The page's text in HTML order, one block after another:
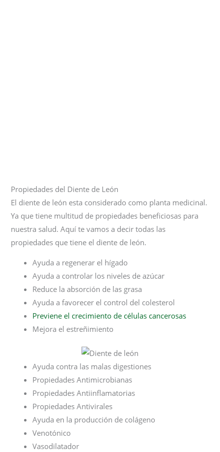
Propiedades del Diente de León
El diente de león esta considerado como planta medicinal.
Ya que tiene multitud de propiedades beneficiosas para
nuestra salud. Aquí te vamos a decir todas las
propiedades que tiene el diente de león.
Ayuda a regenerar el hígado
Ayuda a controlar los niveles de azúcar
Reduce la absorción de las grasa
Ayuda a favorecer el control del colesterol
Previene el crecimiento de células cancerosas
Mejora el estreñimiento
Ayuda contra las malas digestiones
Propiedades Antimicrobianas
Propiedades Antiinflamatorias
Propiedades Antivirales
Ayuda en la producción de colágeno
Venotónico
Vasodilatador